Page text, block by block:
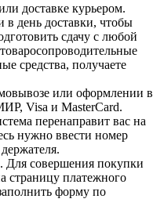
доставке курьером.
в день доставки, чтобы
сдачу с любой
средства, получаете
или оформлении в
Visa и MasterCard.
перенаправит вас на
нужно ввести номер
Для совершения покупки
страницу платежного
форму по